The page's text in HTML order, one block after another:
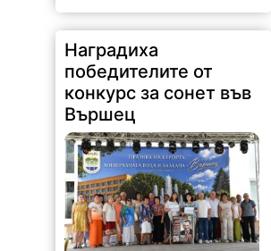
Наградиха
победителите от
конкурс за сонет във
Вършец